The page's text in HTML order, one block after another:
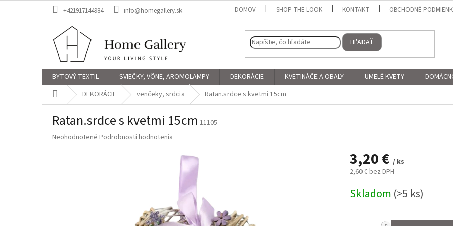
+421917144984 info@homegallery.sk DOMOV SHOP THE LOOK KONTAKT OBCHODNÉ
HĽADAŤ
BYTOVÝ TEXTIL SVIEČKY, VÔNE, AROMOLAMPY DEKORÁCIE KVETINÁČE A OBALY UMELÉ KVETY
DomovDEKORÁCIE venčeky, srdcia Ratan.srdce s kvetmi 15cm
Ratan.srdce s kvetmi 15cm 11105
Priemerné
Neohodnotené Podrobnosti hodnotenia
3,20 € / ks
2,60 € bez DPH
cena:
Skladom (>5 ks)